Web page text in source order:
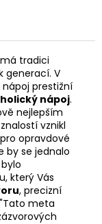
tradici
generací. V
nápoj prestižní
nápoj.
nejlepším
vznikl
pro opravdové
by se jednalo
který Vás
, precizní
meta